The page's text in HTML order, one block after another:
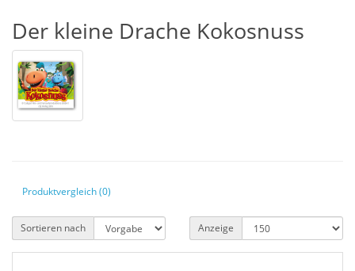
Der kleine Drache Kokosnuss
Produktvergleich (0)
Sortieren nach Anzeige